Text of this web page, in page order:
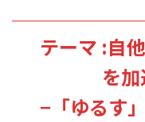
テーマ :自
を
−「ゆるす